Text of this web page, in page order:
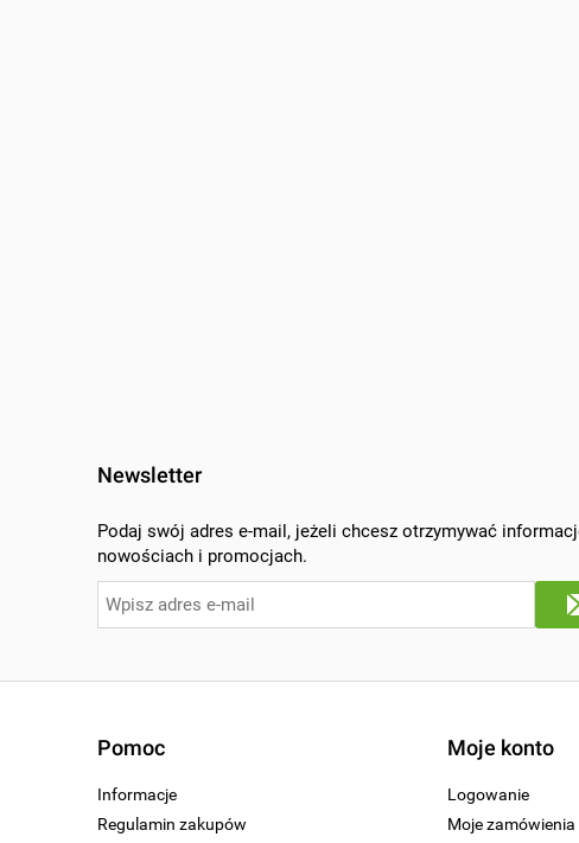
Newsletter
Podaj swój adres e-mail, jeżeli chcesz otrzymywać
nowościach i promocjach.
Pomoc
Informacje
Regulamin zakupów
Moje konto
Logowanie
Moje zamówienia